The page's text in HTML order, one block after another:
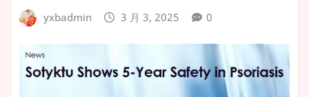
yxbadmin 3 月 3, 2025 0